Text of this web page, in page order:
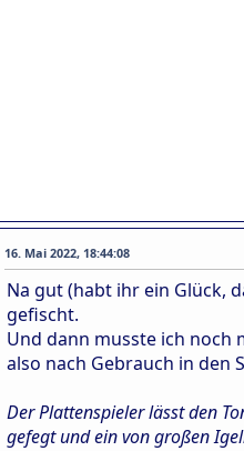
16. Mai 2022, 18:44:08
Na gut (habt ihr ein Glück,
gefischt.
Und dann musste ich noch
also nach Gebrauch in den
Der Plattenspieler lässt den
gefegt und ein von großen